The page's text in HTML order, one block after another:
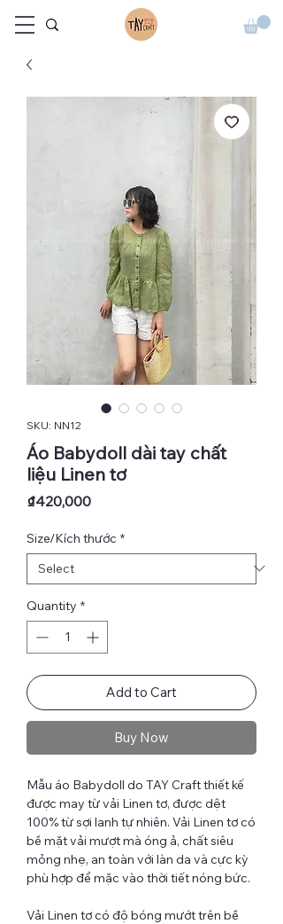
SKU: NN12
Áo Babydoll dài tay chất
liệu Linen tơ
₫420,000Price
Size/Kích thước *
Quantity *
Add to Cart
Buy Now
Mẫu áo Babydoll do TAY Craft thiết kế
được may từ vải Linen tơ, được dệt
100% từ sợi lanh tự nhiên. Vải Linen tơ có
bề mặt vải mượt mà óng ả, chất siêu
mỏng nhẹ, an toàn với làn da và cực kỳ
phù hợp để mặc vào thời tiết nóng bức.
Vải Linen tơ có độ bóng mướt trên bề